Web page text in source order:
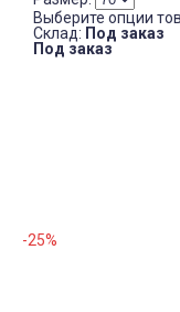
Выберите опции
Склад: Под заказ
Под заказ
-25%